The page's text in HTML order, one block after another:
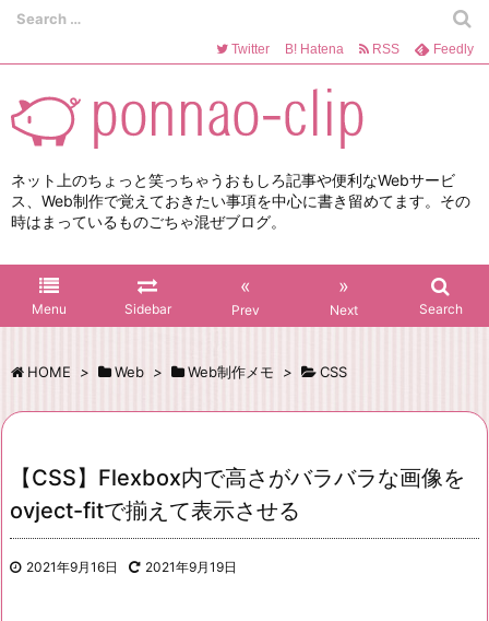
ネット上のちょっと笑っちゃうおもしろ記事や便利なWebサービ
ス、Web制作で覚えておきたい事項を中心に書き留めてます。その
時はまっているものごちゃ混ぜブログ。
Menu Sidebar
«
Prev
»
Next Search
Twitter B! Hatena RSS Feedly
HOME > Web > Web制作メモ > CSS
【CSS】Flexbox内で高さがバラバラな画像を
ovject-fitで揃えて表示させる
2021年9月16日 2021年9月19日